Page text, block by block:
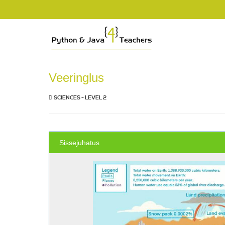
Veeringlus
SCIENCES - LEVEL 2
Sissejuhatus